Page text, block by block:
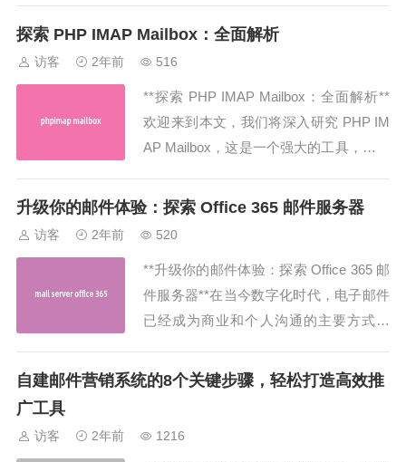
务器，并在此过程中进行必要的验证和路
要性。SM...
探索 PHP IMAP Mailbox：全面解析
访客 2年前 516
**探索 PHP IMAP Mailbox：全面解析**
欢迎来到本文，我们将深入研究 PHP IM
AP Mailbox，这是一个强大的工具，用于
初学者还是经验丰富的开发人员，本文都
升级你的邮件体验：探索 Office 365 邮件服务器
访客 2年前 520
**升级你的邮件体验：探索 Office 365 邮
件服务器**在当今数字化时代，电子邮件
已经成为商业和个人沟通的主要方式之
展功能，许多组织选择将其邮件服务迁移
自建邮件营销系统的8个关键步骤，轻松打造高效推
广工具
访客 2年前 1216